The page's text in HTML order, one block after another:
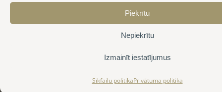
Piekrītu
Nepiekrītu
Izmainīt iestatījumus
Sīkfailu politikaPrivātuma politika